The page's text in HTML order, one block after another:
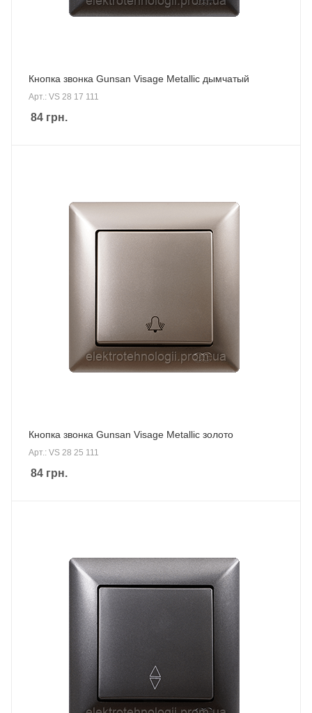
Кнопка звонка Gunsan Visage Metallic дымчатый
Арт.: VS 28 17 111
84 грн.
Кнопка звонка Gunsan Visage Metallic золото
Арт.: VS 28 25 111
84 грн.